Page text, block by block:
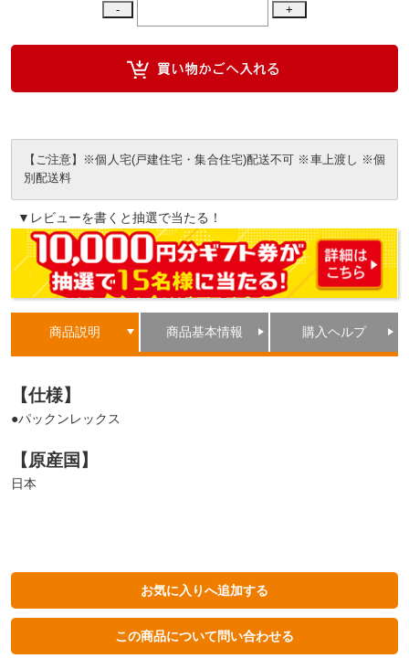
【ご注意】※個人宅(戸建住宅・集合住宅)配送不可 ※車上渡し ※個
別配送料
▼レビューを書くと抽選で当たる！
商品説明 商品基本情報 購入ヘルプ
【仕様】
●パックンレックス
【原産国】
日本